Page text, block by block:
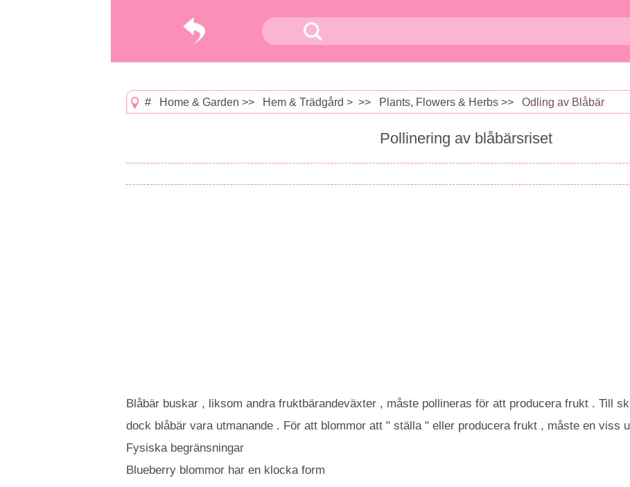
# Home & Garden >> Hem & Trädgård > >> Plants, Flowers & Herbs >> Odling av Blåbär
Pollinering av blåbärsriset
Blåbär buskar , liksom andra fruktbärandeväxter , måste pollineras för att producera frukt . Till
dock blåbär vara utmanande . För att blommor att " ställa " eller producera frukt , måste en viss
Fysiska begränsningar
Blueberry blommor har en klocka form